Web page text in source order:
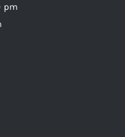
pm